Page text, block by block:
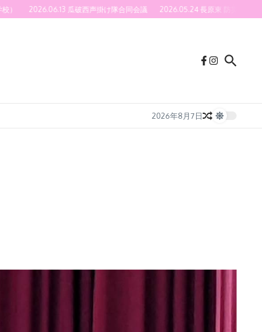
2026.06.13 瓜破西声掛け隊合同会議 2026.05.24 長原東 防災訓練(40号館
2026年8月7日